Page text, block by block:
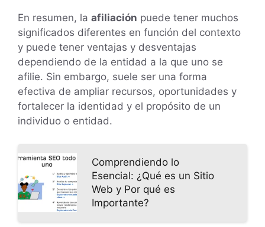
En resumen, la afiliación puede tener muchos
significados diferentes en función del contexto
y puede tener ventajas y desventajas
dependiendo de la entidad a la que uno se
afilie. Sin embargo, suele ser una forma
efectiva de ampliar recursos, oportunidades y
fortalecer la identidad y el propósito de un
individuo o entidad.
Comprendiendo lo
Esencial: ¿Qué es un Sitio
Web y Por qué es
Importante?